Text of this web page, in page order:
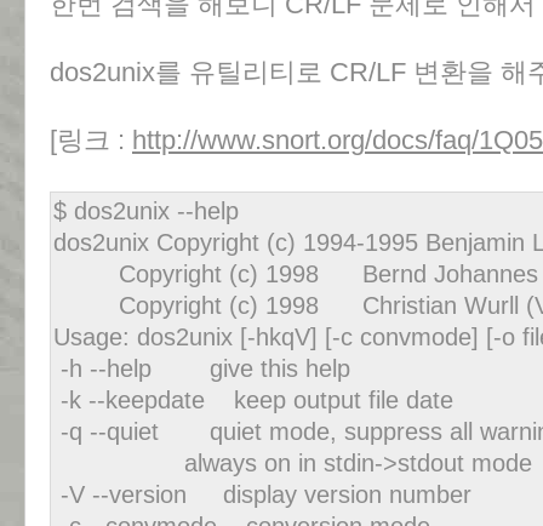
dos2unix를 유틸리티로 CR/LF 변환을 해
[링크 : http://www.snort.org/docs/faq/
$ dos2unix --help
dos2unix Copyright (c) 1994-1995 Benjamin
Copyright (c) 1998 Bernd Johannes
Copyright (c) 1998 Christian Wurll
Usage: dos2unix [-hkqV] [-c convmode] [-o
-h --help give this help
-k --keepdate keep output file date
-q --quiet quiet mode, suppress all
always on in stdin->stdout mode
-V --version display version number